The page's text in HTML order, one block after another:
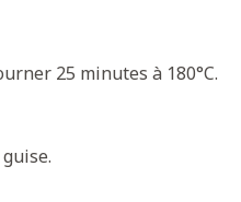
25 minutes à 180°C.